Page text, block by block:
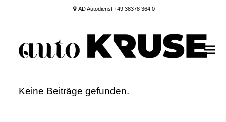
AD Autodienst +49 38378 364 0
Keine Beiträge gefunden.